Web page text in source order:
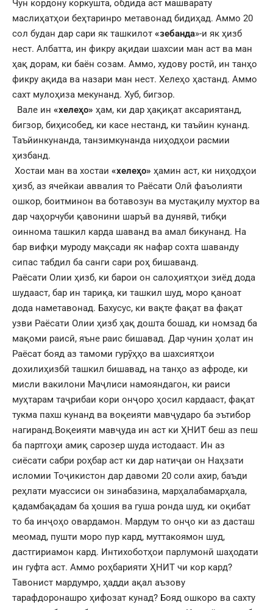
Чун кордону коркушта, обдида аст машварату
маслиҳатҳои беҳтаринро метавонад бидиҳад. Аммо 20
сол будан дар сари як ташкилот «зебанда»-и як ҳизб
нест. Албатта, ин фикру ақидаи шахсии ман аст ва ман
ҳақ дорам, ки баён созам. Аммо, худову ростӣ, ин танҳо
фикру ақида ва назари ман нест. Хелеҳо ҳастанд. Аммо
сахт мулоҳиза мекунанд. Хуб, бигзор.
Вале ин «хелеҳо» ҳам, ки дар ҳақиқат аксариятанд,
бигзор, биҳисобед, ки касе нестанд, ки таъйин кунанд.
Таъйинкунанда, танзимкунанда ниҳодҳои расмии
ҳизбанд.
Хостаи ман ва хостаи «хелеҳо» ҳамин аст, ки ниҳодҳои
ҳизб, аз ячейкаи аввалия то Раёсати Олӣ фаъолияти
ошкор, боитминон ва ботавозун ва мустақилу мухтор ва
дар чаҳорчуби қавонини шаръӣ ва дунявӣ, тибқи
оиннома ташкил карда шаванд ва амал бикунанд. На
бар вифқи муроду мақсади як нафар сохта шаванду
сипас табдил ба санги сари роҳ бишаванд.
Раёсати Олии ҳизб, ки барои он салоҳиятҳои зиёд дода
шудааст, бар ин тариқа, ки ташкил шуд, моро қаноат
дода наметавонад. Бахусус, ки вақте фақат ва фақат
узви Раёсати Олии ҳизб ҳақ дошта бошад, ки номзад ба
мақоми раисӣ, яъне раис бишавад. Дар чунин ҳолат ин
Раёсат бояд аз тамоми гурӯҳҳо ва шахсиятҳои
дохилиҳизбӣ ташкил бишавад, на танҳо аз афроде, ки
мисли вакилони Маҷлиси намояндагон, ки раиси
муҳтарам таҷрибаи кори онҷоро ҳосил кардааст, фақат
тукма пахш кунанд ва воқеияти мавҷударо ба эътибор
нагиранд.Воқеияти мавҷуда ин аст ки ҲНИТ беш аз пеш
ба партгоҳи амиқ сарозер шуда истодааст. Ин аз
сиёсати сабри роҳбар аст ки дар натиҷаи он Наҳзати
исломии Тоҷикистон дар давоми 20 соли ахир, баъди
реҳлати муассиси он зинабазина, марҳалабамарҳала,
қадамбақадам ба ҳошия ва гуша ронда шуд, ки оқибат
то ба инҷоҳо овардамон. Мардум то онҷо ки аз дасташ
меомад, пушти моро пур кард, муттакоямон шуд,
дастгириамон кард. Интихоботҳои парлумонӣ шаҳодати
ин гуфта аст. Аммо роҳбарияти ҲНИТ чи кор кард?
Тавонист мардумро, ҳадди ақал аъзову
тарафдоронашро ҳифозат кунад? Бояд ошкоро ва сахту